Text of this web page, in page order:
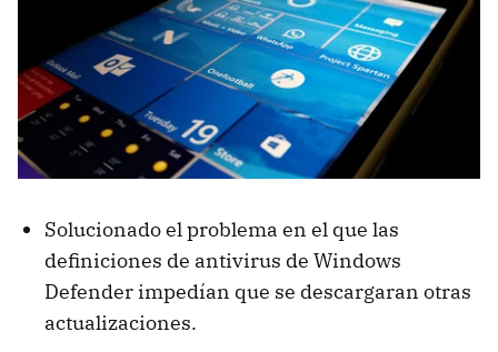
Solucionado el problema en el que las
definiciones de antivirus de Windows
Defender impedían que se descargaran otras
actualizaciones.